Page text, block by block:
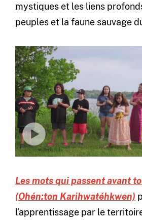
mystiques et les liens
peuples et la faune sauvage
Les mots qui passent avant
(Ohén:ton Karihwatéhkwen)
l’apprentissage par le